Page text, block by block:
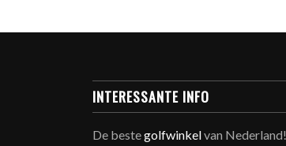
INTERESSANTE INFO
De bestegolfwinkelvan Nederland!